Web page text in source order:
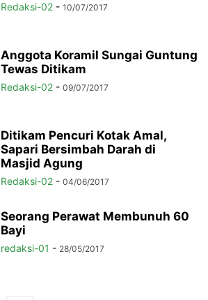
Redaksi-02 - 10/07/2017
Anggota Koramil Sungai Guntung
Tewas Ditikam
Redaksi-02 - 09/07/2017
Ditikam Pencuri Kotak Amal,
Sapari Bersimbah Darah di
Masjid Agung
Redaksi-02 - 04/06/2017
Seorang Perawat Membunuh 60
Bayi
redaksi-01 - 28/05/2017